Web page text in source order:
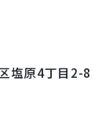
塩原4丁目2-8